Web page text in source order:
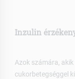
Inzulin
Azok számára,
cukorbetegséggel